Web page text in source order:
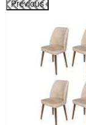
Previous